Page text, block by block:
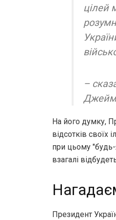
цілей
–
На його думку,
відсотків своїх
при цьому
взагалі
Президент